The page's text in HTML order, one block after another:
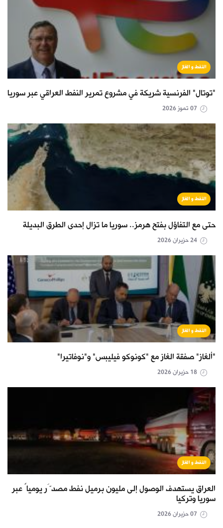
النفط و الغاز
"توتال" الفرنسية شريكة في مشروع تمرير النفط العراقي عبر سوريا
النفط و الغاز
حتى مع التفاؤل بفتح هرمز.. سوريا ما تزال إحدى الطرق البديلة
النفط و الغاز
"ألغاز" صفقة الغاز مع "كونوكو فيليبس" و"نوفاتيرا"
النفط و الغاز
العراق يستهدف الوصول إلى مليون برميل نفط مصدَّر يومياً عبر
سوريا وتركيا